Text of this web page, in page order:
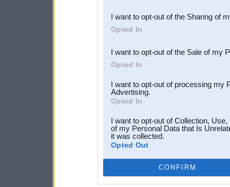
Downstream Participants
third parties.
I want to opt-out of the Sharing of
Opted In
I want to opt-out of the Sale of my
Opted In
I want to opt-out of processing my
Advertising.
Opted In
I want to opt-out of Collection,
of my Personal Data that Is
it was collected.
Opted Out
CONFIRM